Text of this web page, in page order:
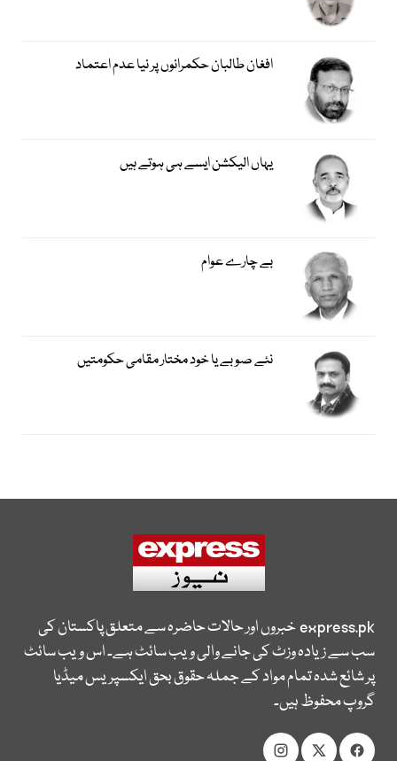
افغان طالبان حکمرانوں پر نیا عدم اعتماد
یہاں الیکشن ایسے ہی ہوتے ہیں
بے چارے عوام
نئے صوبے یا خود مختار مقامی حکومتیں
express.pkخبروں اور حالات حاضرہ سے متعلق پاکستان کی
سب سے زیادہ وزٹ کی جانے والی ویب سائٹ ہے۔ اس ویب سائٹ
پر شائع شدہ تمام مواد کے جملہ حقوق بحق ایکسپریس میڈیا
گروپ محفوظ ہیں۔